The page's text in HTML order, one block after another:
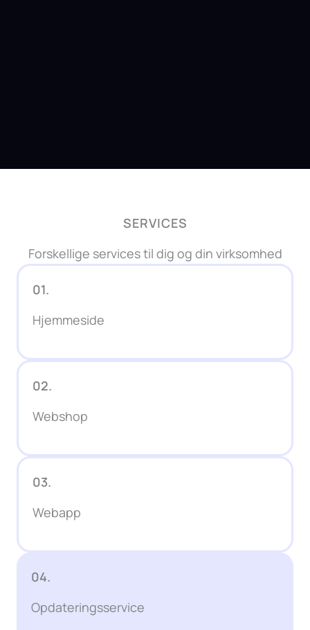
SERVICES
Forskellige services til dig og din virksomhed
01.
Hjemmeside
02.
Webshop
03.
Webapp
04.
Opdateringsservice